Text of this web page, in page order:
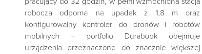
robocza odporna na upadek z 1,8 m oraz
konfigurowalny kontroler do dronów i robotów
mobilnych – portfolio Durabook obejmuje
urządzenia przeznaczone do znacznie większej